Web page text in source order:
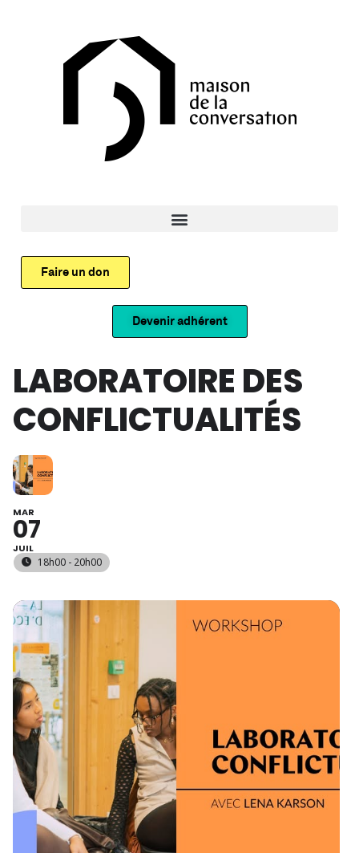
Faire un don
Devenir adhérent
LABORATOIRE DES
CONFLICTUALITÉS
MAR
07
JUIL
18h00 - 20h00